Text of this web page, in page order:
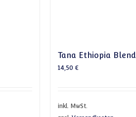
Tana Ethiopia Blend
14,50 €
inkl. MwSt.